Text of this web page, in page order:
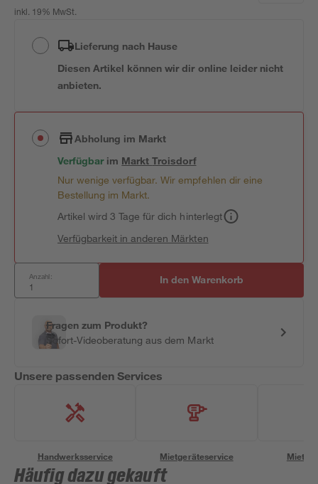
inkl. 19% MwSt.
Lieferung nach Hause
Diesen Artikel können wir dir online leider nicht
anbieten.
Abholung im Markt
Verfügbar im MarktTroisdorf
Nur wenige verfügbar. Wir empfehlen dir eine
Bestellung im Markt.
Artikel wird 3 Tage für dich hinterlegt
Verfügbarkeit in anderen Märkten
Anzahl: In den Warenkorb
Fragen zum Produkt?
Sofort-Videoberatung aus dem Markt
Unsere passenden Services
Handwerksservice Mietgeräteservice
Häufig dazu gekauft